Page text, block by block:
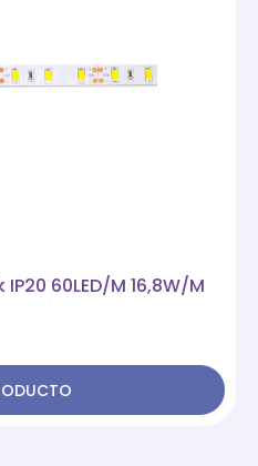
IP20 60LED/M 16,8W/M